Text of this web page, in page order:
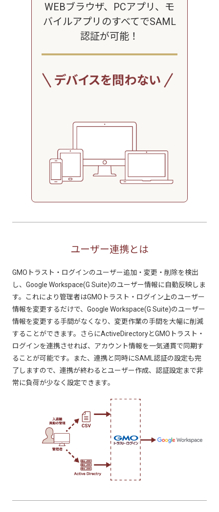
WEBブラウザ、PCアプリ、 モ
バイルアプリのすべてでSAML
認証が可能！
ユーザー連携とは
GMOトラスト・ログインのユーザー追加・変更・削除を検出
し、Google Workspace(G Suite)のユーザー情報に自動反映しま
す。これにより管理者はGMOトラスト・ログイン上のユーザー
情報を変更するだけで、Google Workspace(G Suite)のユーザー
情報を変更する手間がなくなり、変更作業の手間を大幅に削減
することができます。さらにActiveDirectoryとGMOトラスト・
ログインを連携させれば、アカウント情報を一気通貫で同期す
ることが可能です。また、連携と同時にSAML認証の設定も完
了しますので、連携が終わるとユーザー作成、認証設定まで非
常に負荷が少なく設定できます。